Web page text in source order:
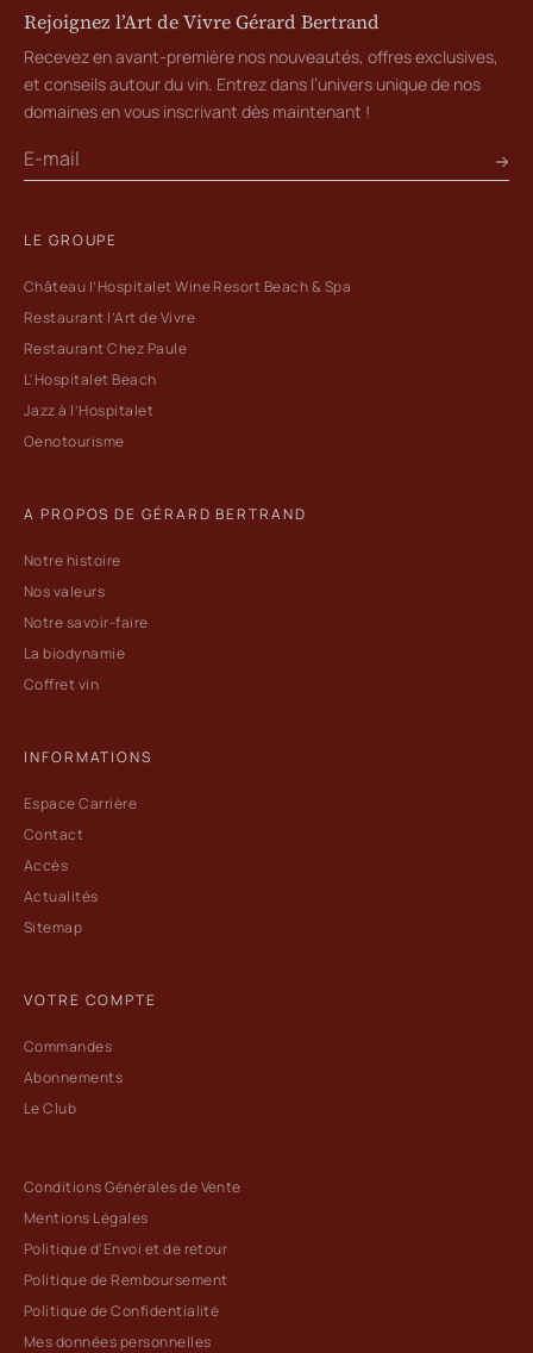
Rejoignez l’Art de Vivre Gérard Bertrand
Recevez en avant-première nos nouveautés, offres exclusives,
et conseils autour du vin. Entrez dans l’univers unique de nos
domaines en vous inscrivant dès maintenant !
LE GROUPE
Château l’Hospitalet Wine Resort Beach & Spa
Restaurant l’Art de Vivre
Restaurant Chez Paule
L'Hospitalet Beach
Jazz à l’Hospitalet
Oenotourisme
A PROPOS DE GÉRARD BERTRAND
Notre histoire
Nos valeurs
Notre savoir-faire
La biodynamie
Coffret vin
INFORMATIONS
Espace Carrière
Contact
Accès
Actualités
Sitemap
VOTRE COMPTE
Commandes
Abonnements
Le Club
Conditions Générales de Vente
Mentions Légales
Politique d'Envoi et de retour
Politique de Remboursement
Politique de Confidentialité
Mes données personnelles